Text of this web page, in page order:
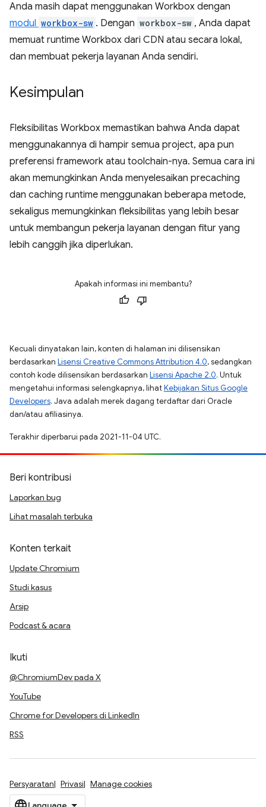
Anda masih dapat menggunakan Workbox dengan
modul workbox-sw . Dengan workbox-sw , Anda dapat
memuat runtime Workbox dari CDN atau secara lokal,
dan membuat pekerja layanan Anda sendiri.
Kesimpulan
Fleksibilitas Workbox memastikan bahwa Anda dapat
menggunakannya di hampir semua project, apa pun
preferensi framework atau toolchain-nya. Semua cara ini
akan memungkinkan Anda menyelesaikan precaching
dan caching runtime menggunakan beberapa metode,
sekaligus memungkinkan fleksibilitas yang lebih besar
untuk membangun pekerja layanan dengan fitur yang
lebih canggih jika diperlukan.
Apakah informasi ini membantu?
Kecuali dinyatakan lain, konten di halaman ini dilisensikan
berdasarkan Lisensi Creative Commons Attribution 4.0, sedangkan
contoh kode dilisensikan berdasarkan Lisensi Apache 2.0. Untuk
mengetahui informasi selengkapnya, lihatKebijakan Situs Google
Developers. Java adalah merek dagang terdaftar dari Oracle
dan/atau afiliasinya.
Terakhir diperbarui pada 2021-11-04 UTC.
Beri kontribusi
Laporkan bug
Lihat masalah terbuka
Konten terkait
Update Chromium
Studi kasus
Arsip
Podcast & acara
Ikuti
@ChromiumDev pada X
YouTube
Chrome for Developers di LinkedIn
RSS
Persyaratan Privasi Manage cookies